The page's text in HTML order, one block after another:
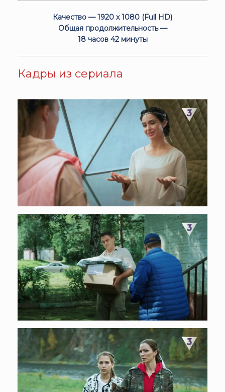
Качество — 1920 x 1080 (Full HD)
Общая продолжительность —
18 часов 42 минуты
Кадры из сериала